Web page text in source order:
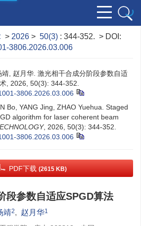
> 2026 > 50(3) : 344-352. > DOI:
3806.2026.03.006
, 赵月华. 激光相干合成分阶段参数自适
, 2026, 50(3): 344-352.
3806.2026.03.006
Bo, YANG Jing, ZHAO Yuehua. Staged
algorithm for laser coherent beam
, 2026, 50(3): 344-352.
3806.2026.03.006
PDF下载 (2615 KB)
段参数自适应SPGD算法
靖2, 赵月华1